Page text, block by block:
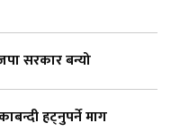
सरकार बन्यो
हट्नुपर्ने माग